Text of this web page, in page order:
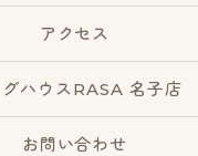
アクセス
グハウスRASA 名子店
お問い合わせ